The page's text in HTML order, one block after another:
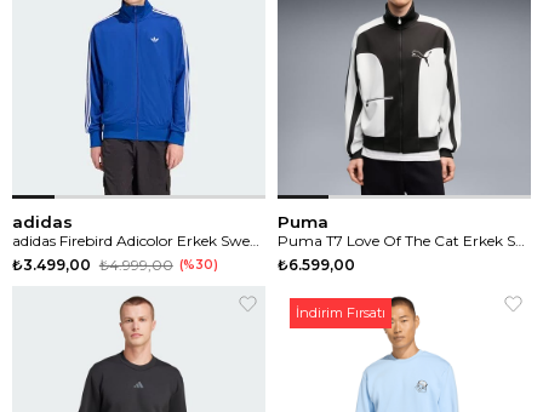
adidas
adidas Firebird Adicolor Erkek Sweatshirt
₺3.499,00 ₺4.999,00 %30
Puma
Puma T7 Love Of The Cat Erkek Sweatshirt
₺6.599,00
İndirim Fırsatı